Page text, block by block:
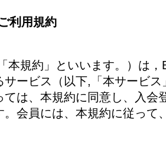
利用規約
本規約」といいます。）は
サービス（以下,「本サービ
ては、本規約に同意し、入
会員には、本規約に従って